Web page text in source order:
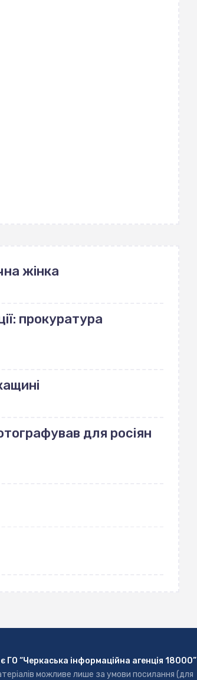
жінка
прокуратура
для росіян
“Черкаська інформаційна агенція 18000”
можливе лише за умови посилання (для